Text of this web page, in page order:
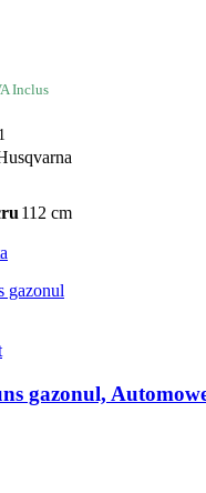
Inclus
112 cm
gazonul,